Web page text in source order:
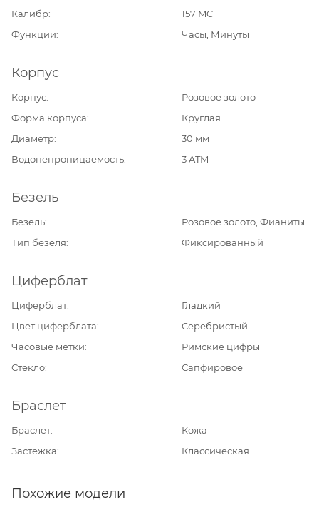
Калибр
157 MC
Функции
Часы, Минуты
Корпус
Корпус
Розовое золото
Форма корпуса
Круглая
Диаметр
30 мм
Водонепроницаемость
3 ATM
Безель
Безель
Розовое золото, Фианиты
Тип безеля
Фиксированный
Циферблат
Циферблат
Гладкий
Цвет циферблата
Серебристый
Часовые метки
Римские цифры
Стекло
Сапфировое
Браслет
Браслет
Кожа
Застежка
Классическая
Похожие модели